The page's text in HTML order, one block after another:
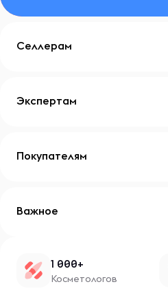
Селлерам
Экспертам
Покупателям
Важное
1 000+
Косметологов